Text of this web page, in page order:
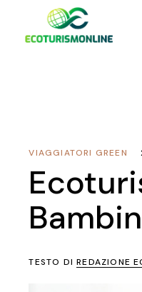
VIAGGIATORI GREEN
TESTO DIREDAZIONE